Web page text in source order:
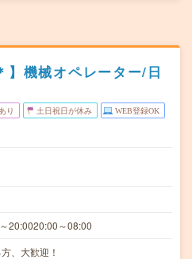
】機械オペレーター/日
り 土日祝日が休み WEB登録OK
20:0020:00～08:00
、大歓迎！